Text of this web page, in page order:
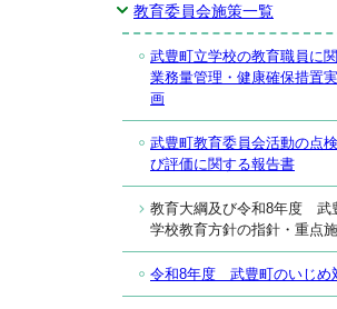
教育委員会施策一覧
武豊町立学校の教育職員に
業務量管理・健康確保措置
画
武豊町教育委員会活動の点
び評価に関する報告書
教育大綱及び令和8年度 武
学校教育方針の指針・重点
令和8年度 武豊町のいじめ